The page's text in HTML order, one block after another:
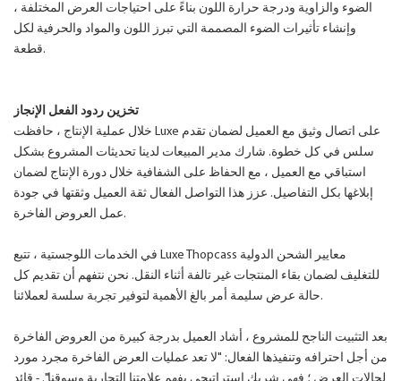
الضوء والزاوية ودرجة حرارة اللون بناءً على احتياجات العرض المختلفة ،
وإنشاء تأثيرات الضوء المصممة التي تبرز اللون والمواد والحرفية لكل
قطعة.
تخزين ردود الفعل الإنجاز
خلال عملية الإنتاج ، حافظت Luxe على اتصال وثيق مع العميل لضمان تقدم
سلس في كل خطوة. شارك مدير المبيعات لدينا تحديثات المشروع بشكل
استباقي مع العميل ، مع الحفاظ على الشفافية خلال دورة الإنتاج لضمان
إبلاغها بكل التفاصيل. عزز هذا التواصل الفعال ثقة العميل وثقتها في جودة
عمل العروض الفاخرة.
في الخدمات اللوجستية ، تتبع Luxe Thopcass معايير الشحن الدولية
للتغليف لضمان بقاء المنتجات غير تالفة أثناء النقل. نحن نتفهم أن تقديم كل
حالة عرض سليمة أمر بالغ الأهمية لتوفير تجربة سلسة لعملائنا.
بعد التثبيت الناجح للمشروع ، أشاد العميل بدرجة كبيرة من العروض الفاخرة
من أجل احترافه وتنفيذها الفعال: "لا تعد عمليات العرض الفاخرة مجرد مورد